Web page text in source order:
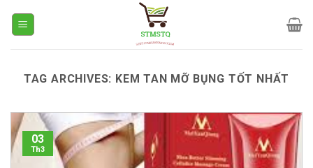
TAG ARCHIVES: KEM TAN MỠ BỤNG TỐT NHẤT
03
Th3